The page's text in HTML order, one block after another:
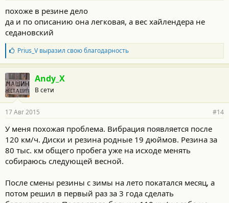
похоже в резине дело
да и по описанию она легковая, а вес хайлендера не
седановский
Б
л
а
г
о
д
а
н
с
т
и
:
Prius_Vвыразил свою благодарность
Andy_X
В сети
17 Авг 2015 #14
У меня похожая проблема. Вибрация появляется после
120 км/ч. Диски и резина родные 19 дюймов. Резина за
80 тыс. км общего пробега уже на исходе менять
собираюсь следующей весной.
После смены резины с зимы на лето покатался месяц, а
потом решил в первый раз за 3 года сделать